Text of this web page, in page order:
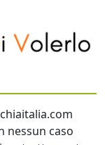
nessun caso